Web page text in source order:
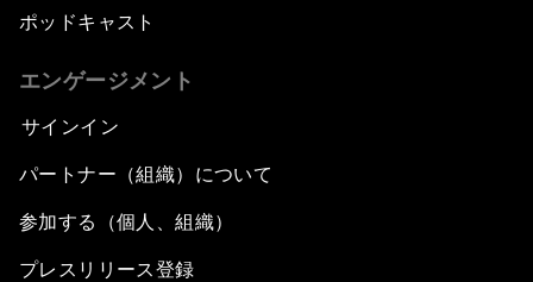
ポッドキャスト
エンゲージメント
サインイン
パートナー（組織）について
参加する（個人、組織）
プレスリリース登録